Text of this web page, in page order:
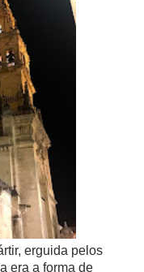
erguida pelos
era a forma de